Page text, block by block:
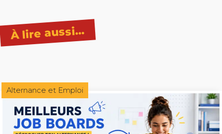
À lire aussi…
Alternance et Emploi